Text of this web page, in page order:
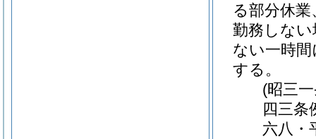
る部分休
勤務しな
ない一時
する。
(昭三
四三条
六八・